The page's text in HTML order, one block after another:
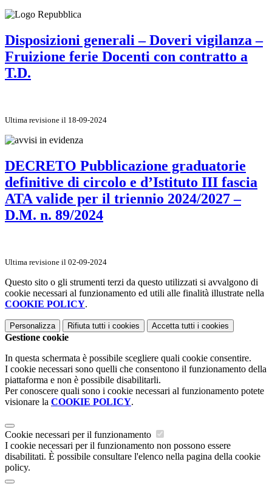
Disposizioni generali – Doveri vigilanza –
Fruizione ferie Docenti con contratto a
T.D.
Ultima revisione il 18-09-2024
DECRETO Pubblicazione graduatorie
definitive di circolo e d’Istituto III fascia
ATA valide per il triennio 2024/2027 –
D.M. n. 89/2024
Ultima revisione il 02-09-2024
Questo sito o gli strumenti terzi da questo utilizzati si avvalgono di
cookie necessari al funzionamento ed utili alle finalità illustrate nella
COOKIE POLICY.
Personalizza Rifiuta tutti i cookies Accetta tutti i cookies
Gestione cookie
In questa schermata è possibile scegliere quali cookie consentire.
I cookie necessari sono quelli che consentono il funzionamento della
piattaforma e non è possibile disabilitarli.
Per conoscere quali sono i cookie necessari al funzionamento potete
visionare la COOKIE POLICY.
Cookie necessari per il funzionamento
I cookie necessari per il funzionamento non possono essere
disabilitati. È possibile consultare l'elenco nella pagina della cookie
policy.